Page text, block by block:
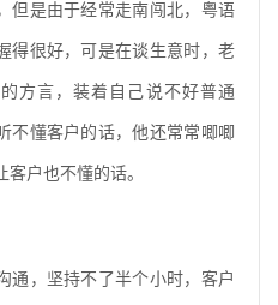
但是由于经常走南闯北，粤语
得很好，可是在谈生意时，老
方言，装着自己说不好普通
不懂客户的话，他还常常唧唧
客户也不懂的话。
通，坚持不了半个小时，客户